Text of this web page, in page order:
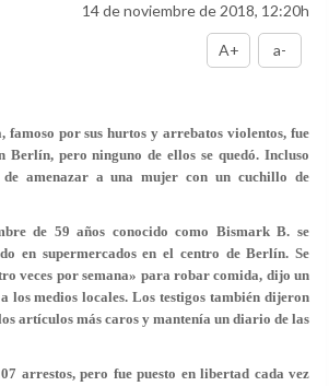
14 de noviembre de 2018, 12:20h
A+ a-
famoso por sus hurtos y arrebatos violentos, fue
Berlín, pero ninguno de ellos se quedó. Incluso
de amenazar a una mujer con un cuchillo de
de 59 años conocido como Bismark B. se
en supermercados en el centro de Berlín. Se
veces por semana» para robar comida, dijo un
los medios locales. Los testigos también dijeron
artículos más caros y mantenía un diario de las
arrestos, pero fue puesto en libertad cada vez